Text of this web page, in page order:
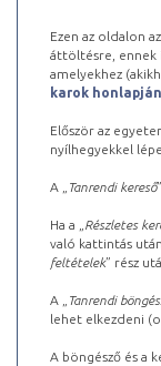
Ezen az oldalon
áttöltésre, ennek
amelyekhez
karok honlapján
Először az
nyílhegyekkel
A „ Tanrendi kereső
Ha a „ Részletes
való kattintás
feltételek” rész
A „ Tanrendi
lehet elkezdeni
A böngésző és a